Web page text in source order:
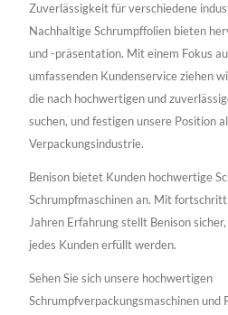
Zuverlässigkeit für verschiedene
Nachhaltige Schrumpffolien bieten
und -präsentation. Mit einem Fokus
umfassenden Kundenservice ziehen
die nach hochwertigen und
suchen, und festigen unsere Position
Verpackungsindustrie.
Benison bietet Kunden hochwertige
Schrumpfmaschinen an. Mit
Jahren Erfahrung stellt Benison
jedes Kunden erfüllt werden.
Sehen Sie sich unsere hochwertigen
Schrumpfverpackungsmaschinen und